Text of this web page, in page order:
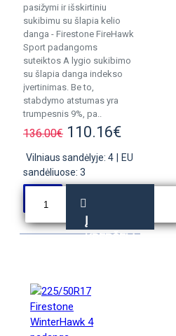
pasižymi ir išskirtiniu
sukibimu su šlapia kelio
danga - Firestone FireHawk
Sport padangoms
suteiktos A lygio sukibimo
su šlapia danga indekso
įvertinimas. Be to,
stabdymo atstumas yra
trumpesnis 9%, pa..
136.00€ 110.16€
Vilniaus sandėlyje: 4
EU
sandėliuose: 3
Į
KREPŠELĮ